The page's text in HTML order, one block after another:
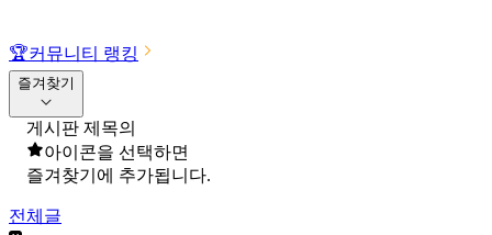
🏆커뮤니티 랭킹
즐겨찾기
게시판 제목의
아이콘을 선택하면
즐겨찾기에 추가됩니다.
전체글